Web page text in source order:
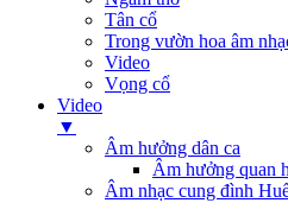
Tân cổ
Trong vườn hoa âm
Video
Vọng cổ
Video
▼
Âm hưởng dân ca
Âm hưởng quan
Âm nhạc cung đình